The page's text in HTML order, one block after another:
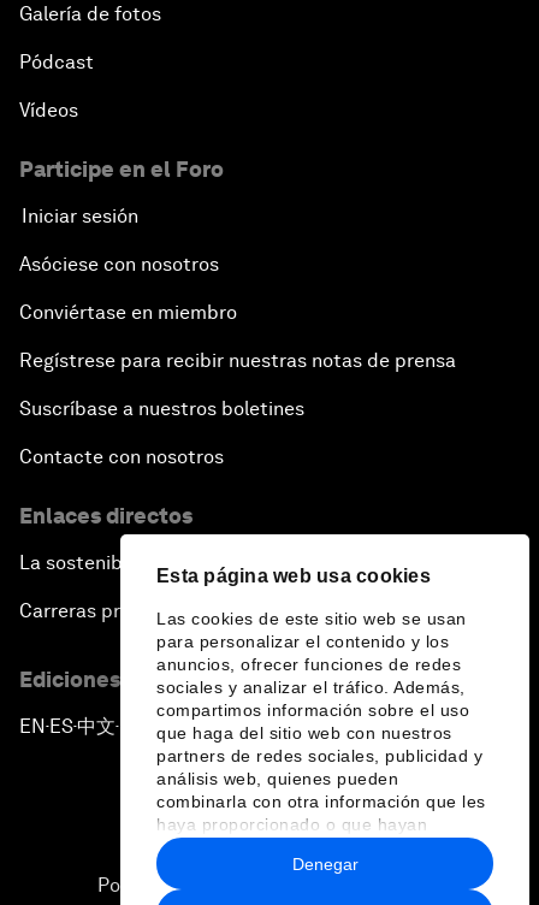
Esta página web usa cookies
Las cookies de este sitio web se usan
para personalizar el contenido y los
anuncios, ofrecer funciones de redes
sociales y analizar el tráfico. Además,
compartimos información sobre el uso
que haga del sitio web con nuestros
partners de redes sociales, publicidad y
análisis web, quienes pueden
combinarla con otra información que les
haya proporcionado o que hayan
recopilado a partir del uso que haya
hecho de sus servicios.
Denegar
Galería de fotos
Pódcast
Vídeos
Participe en el Foro
Iniciar sesión
Asóciese con nosotros
Conviértase en miembro
Regístrese para recibir nuestras notas de prensa
Suscríbase a nuestros boletines
Contacte con nosotros
Enlaces directos
La sostenibilidad en el Foro
Carreras profesionales
Ediciones en otros idiomas
EN ▪ES▪中文▪ 日本語
Política de privacidad y normas de uso